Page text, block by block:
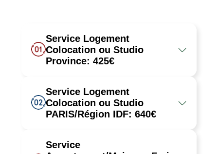
Service Logement
Colocation ou Studio
Province: 425€
Nous rechercherons pour vous un Logement
en Colocation ou en Studio dans les grandes
villes de France (hors-Paris et sa région) ou
que compte le pays.
Service Logement
Colocation ou Studio
PARIS/Région IDF: 640€
Nous rechercherons un Logement en
Service